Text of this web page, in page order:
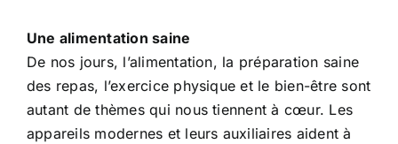
Une alimentation saine
De nos jours, l’alimentation, la préparation saine
des repas, l’exercice physique et le bien-être sont
autant de thèmes qui nous tiennent à cœur. Les
appareils modernes et leurs auxiliaires aident à